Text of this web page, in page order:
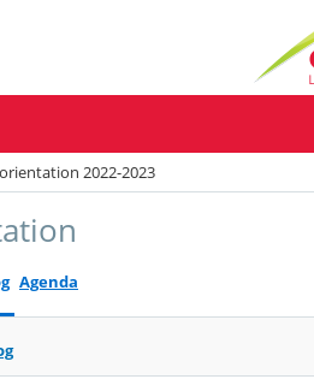
2022-2023
Agenda